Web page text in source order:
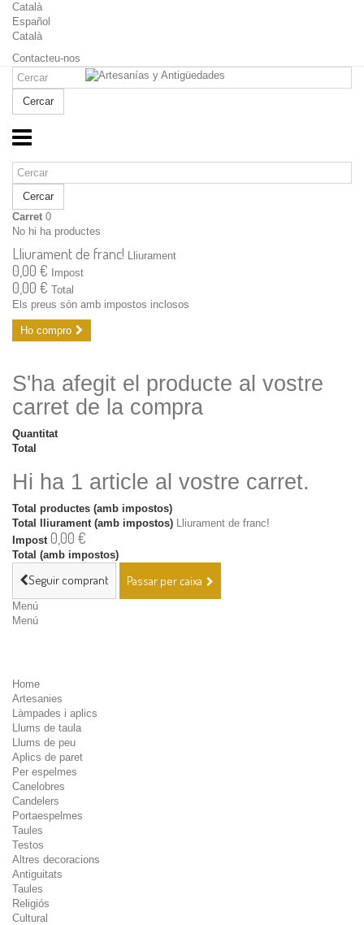
Català
Español
Català
Contacteu-nos
Cercar
Cercar
Carret 0
No hi ha productes
Lliurament de franc! Lliurament
0,00 € Impost
0,00 € Total
Els preus són amb impostos inclosos
Ho compro
S'ha afegit el producte al vostre
carret de la compra
Quantitat
Total
Hi ha 1 article al vostre carret.
Total productes (amb impostos)
Total lliurament (amb impostos) Lliurament de franc!
Impost 0,00 €
Total (amb impostos)
Seguir comprant Passar per caixa
Menú
Menú
Home
Artesanies
Làmpades i aplics
Llums de taula
Llums de peu
Aplics de paret
Per espelmes
Canelobres
Candelers
Portaespelmes
Taules
Testos
Altres decoracions
Antiguitats
Taules
Religiós
Cultural